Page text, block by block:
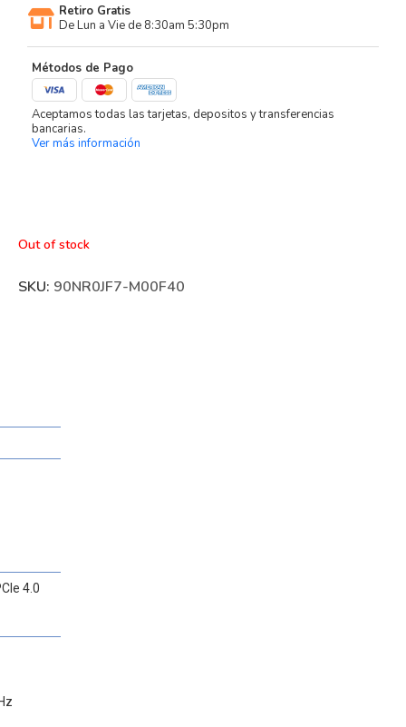
Retiro Gratis
De Lun a Vie de 8:30am 5:30pm
Métodos de Pago
Aceptamos todas las tarjetas, depositos y transferencias
bancarias.
Ver más información
Out of stock
SKU: 90NR0JF7-M00F40
4.0